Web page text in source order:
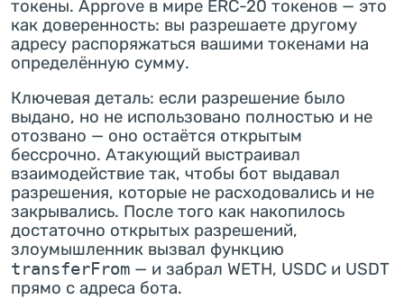
токены. Approve в мире ERC-20 токенов — это
как доверенность: вы разрешаете другому
адресу распоряжаться вашими токенами на
определённую сумму.
Ключевая деталь: если разрешение было
выдано, но не использовано полностью и не
отозвано — оно остаётся открытым
бессрочно. Атакующий выстраивал
взаимодействие так, чтобы бот выдавал
разрешения, которые не расходовались и не
закрывались. После того как накопилось
достаточно открытых разрешений,
злоумышленник вызвал функцию
transferFrom — и забрал WETH, USDC и USDT
прямо с адреса бота.